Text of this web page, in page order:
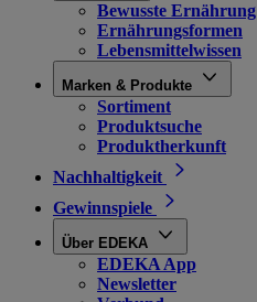
Bewusste Ernährung
Ernährungsformen
Lebensmittelwissen
Marken & Produkte
Sortiment
Produktsuche
Produktherkunft
Nachhaltigkeit
Gewinnspiele
Über EDEKA
EDEKA App
Newsletter